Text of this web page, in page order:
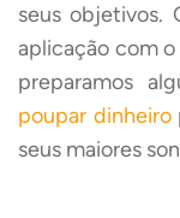
seus objetivos.
aplicação com o
preparamos
poupar dinheiro
seus maiores